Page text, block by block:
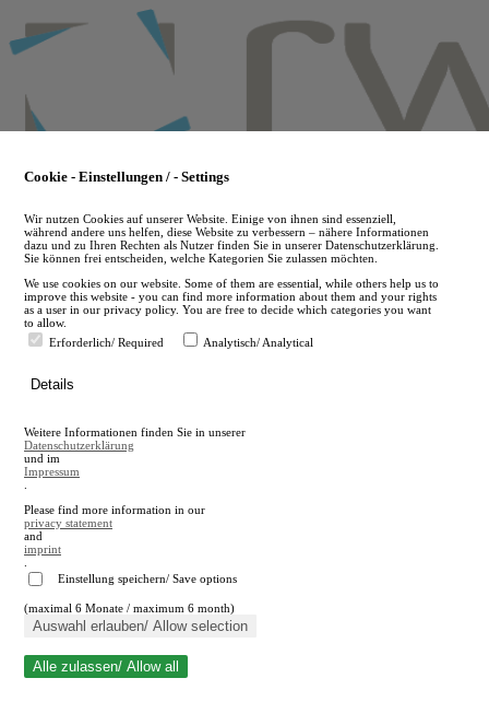
to
main
en
A
A
Suche schließen
Cookie - Einstellungen / - Settings
Wir nutzen Cookies auf unserer Website. Einige von ihnen sind essenziell,
während andere uns helfen, diese Website zu verbessern – nähere Informationen
dazu und zu Ihren Rechten als Nutzer finden Sie in unserer Datenschutzerklärung.
Sie können frei entscheiden, welche Kategorien Sie zulassen möchten.
We use cookies on our website. Some of them are essential, while others help us to
improve this website - you can find more information about them and your rights
as a user in our privacy policy. You are free to decide which categories you want
to allow.
Erforderlich/ Required
Analytisch/ Analytical
Details
Weitere Informationen finden Sie in unserer
Datenschutzerklärung
und im
Impressum
Please find more information in our
privacy statement
and
imprint
Einstellung speichern/ Save options
(maximal 6 Monate / maximum 6 month)
Auswahl erlauben/ Allow selection
Alle zulassen/ Allow all